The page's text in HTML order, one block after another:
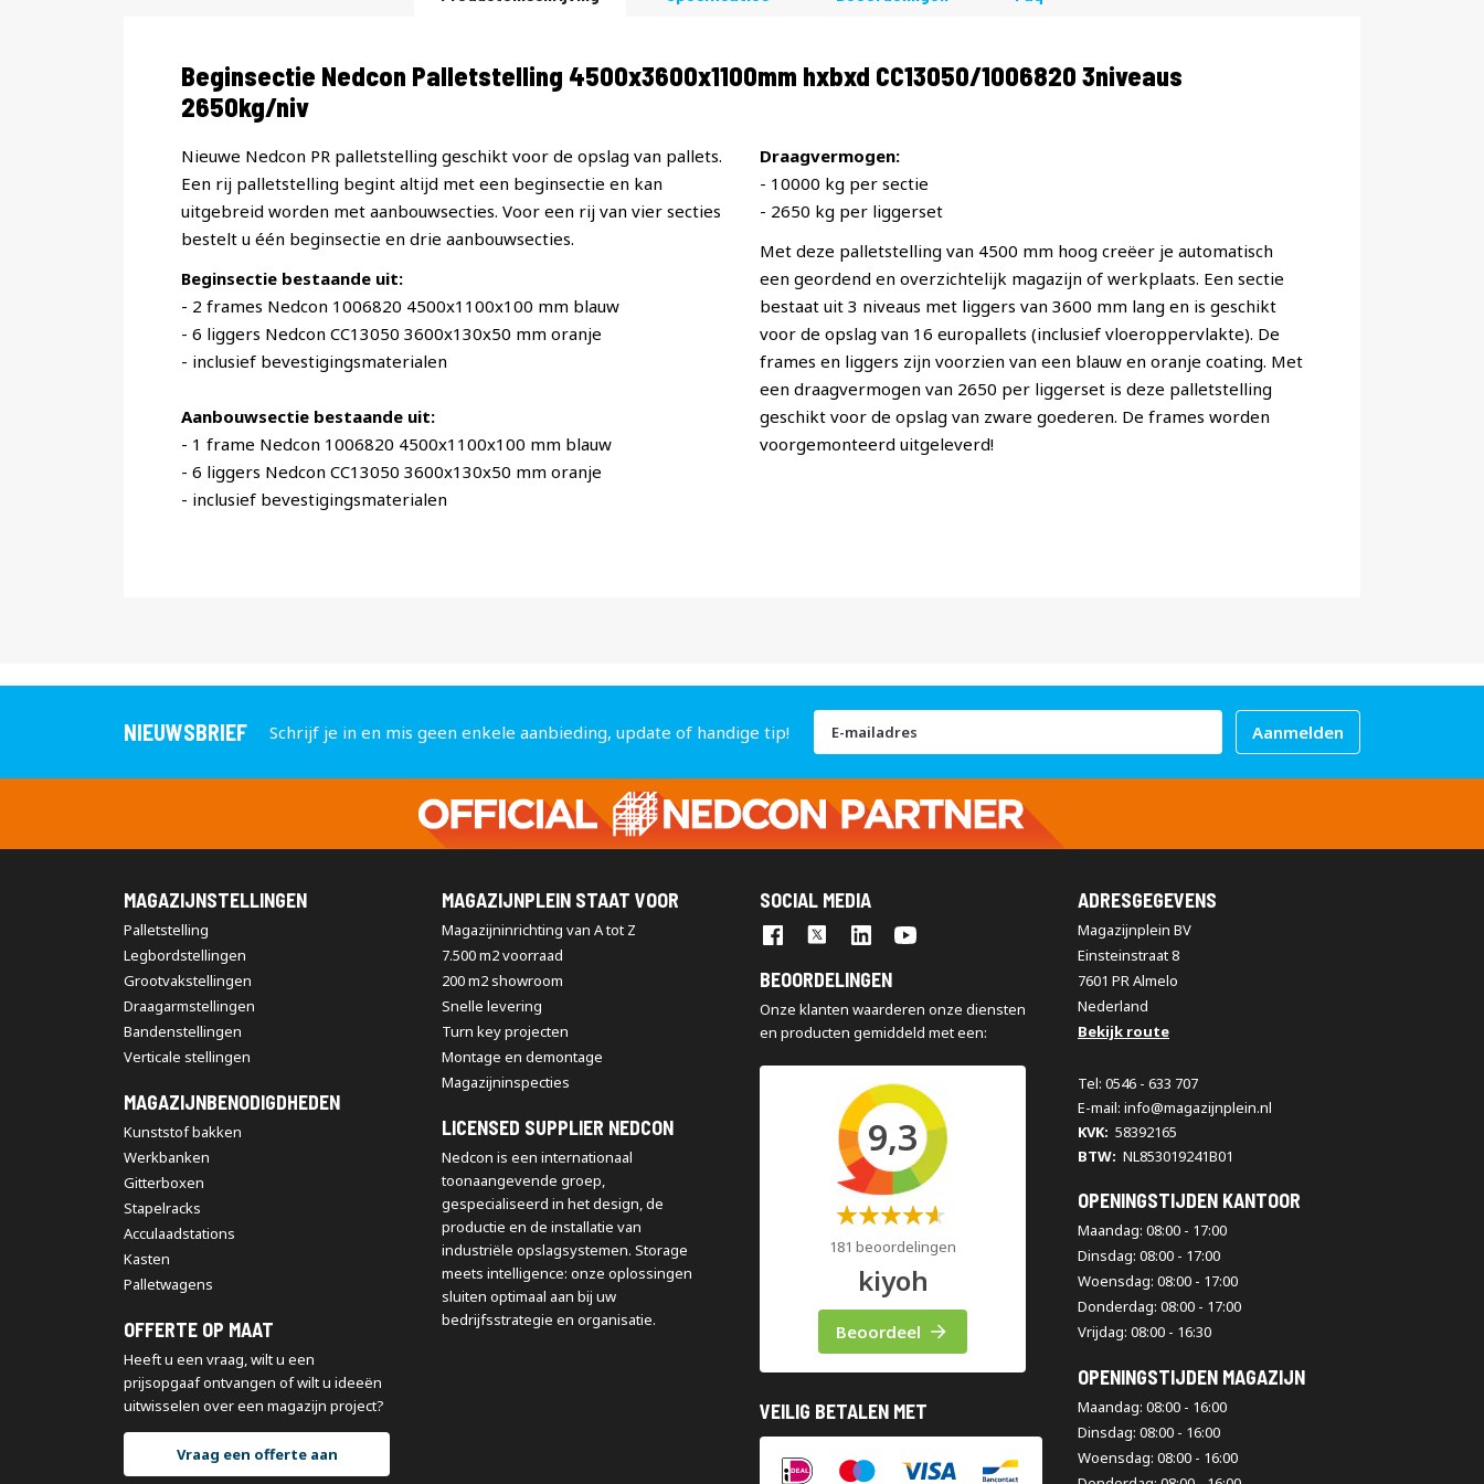
Productomschrijving
Beginsectie Nedcon Palletstelling 4500x3600x1100mm hxbxd CC13050/1006820 3niveaus
2650kg/niv
Nieuwe Nedcon PR palletstelling geschikt voor de opslag van pallets.
Een rij palletstelling begint altijd met een beginsectie en kan
uitgebreid worden met aanbouwsecties. Voor een rij van vier secties
bestelt u één beginsectie en drie aanbouwsecties.
Beginsectie bestaande uit:
- 2 frames Nedcon 1006820 4500x1100x100 mm blauw
- 6 liggers Nedcon CC13050 3600x130x50 mm oranje
- inclusief bevestigingsmaterialen
Aanbouwsectie bestaande uit:
- 1 frame Nedcon 1006820 4500x1100x100 mm blauw
- 6 liggers Nedcon CC13050 3600x130x50 mm oranje
- inclusief bevestigingsmaterialen
Draagvermogen:
- 10000 kg per sectie
- 2650 kg per liggerset
Met deze palletstelling van 4500 mm hoog creëer je automatisch
een geordend en overzichtelijk magazijn of werkplaats. Een sectie
bestaat uit 3 niveaus met liggers van 3600 mm lang en is geschikt
voor de opslag van 16 europallets (inclusief vloeroppervlakte). De
frames en liggers zijn voorzien van een blauw en oranje coating. Met
een draagvermogen van 2650 per liggerset is deze palletstelling
geschikt voor de opslag van zware goederen. De frames worden
voorgemonteerd uitgeleverd!
NIEUWSBRIEF Schrijf je in en mis geen enkele aanbieding, update of handige tip!
Abonneer
op
onze
nieuwsbrief
Aanmelden
MAGAZIJNSTELLINGEN
Palletstelling
Legbordstellingen
Grootvakstellingen
Draagarmstellingen
Bandenstellingen
Verticale stellingen
MAGAZIJNBENODIGDHEDEN
Kunststof bakken
Werkbanken
Gitterboxen
Stapelracks
Acculaadstations
Kasten
Palletwagens
OFFERTE OP MAAT
Heeft u een vraag, wilt u een
prijsopgaaf ontvangen of wilt u ideeën
uitwisselen over een magazijn project?
Vraag een offerte aan
MAGAZIJNPLEIN STAAT VOOR
Magazijninrichting van A tot Z
7.500 m2 voorraad
200 m2 showroom
Snelle levering
Turn key projecten
Montage en demontage
Magazijninspecties
LICENSED SUPPLIER NEDCON
Nedcon is een internationaal
toonaangevende groep,
gespecialiseerd in het design, de
productie en de installatie van
industriële opslagsystemen. Storage
meets intelligence: onze oplossingen
sluiten optimaal aan bij uw
bedrijfsstrategie en organisatie.
SOCIAL MEDIA
BEOORDELINGEN
Onze klanten waarderen onze diensten
en producten gemiddeld met een:
9,3
Waardering:
181 beoordelingen
kiyoh
Beoordeel
VEILIG BETALEN MET
ADRESGEGEVENS
Magazijnplein BV
Einsteinstraat 8
7601 PR Almelo
Nederland
Bekijk route
Tel: 0546 - 633 707
E-mail: info@magazijnplein.nl
KVK: 58392165
BTW: NL853019241B01
OPENINGSTIJDEN KANTOOR
Maandag: 08:00 - 17:00
Dinsdag: 08:00 - 17:00
Woensdag: 08:00 - 17:00
Donderdag: 08:00 - 17:00
Vrijdag: 08:00 - 16:30
OPENINGSTIJDEN MAGAZIJN
Maandag: 08:00 - 16:00
Dinsdag: 08:00 - 16:00
Woensdag: 08:00 - 16:00